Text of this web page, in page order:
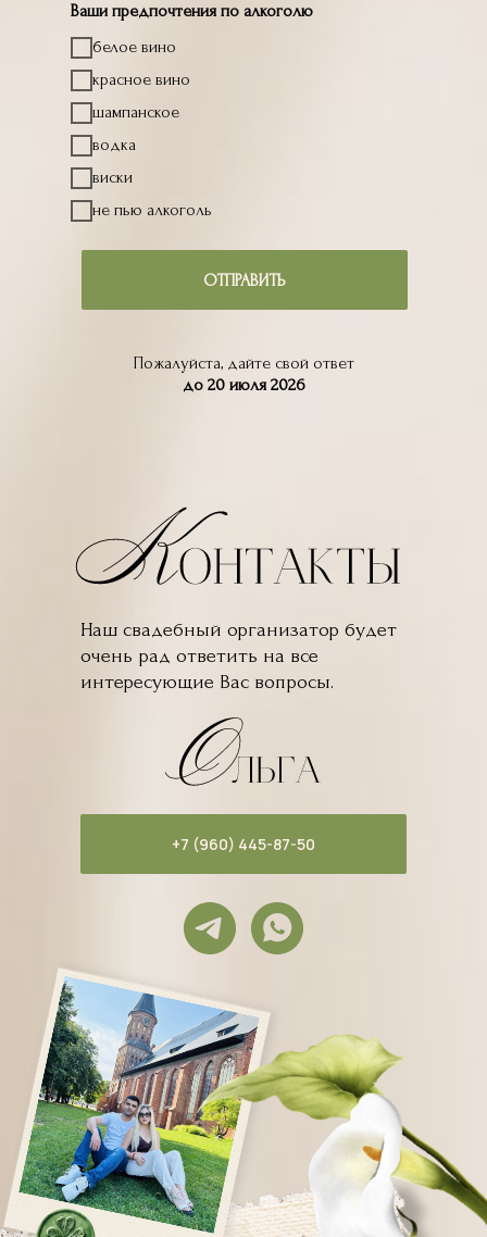
Ваши предпочтения по алкоголю
белое вино
красное вино
шампанское
водка
виски
не пью алкоголь
ОТПРАВИТЬ
Пожалуйста, дайте свой ответ
до 20 июля 2026
Наш свадебный организатор будет
очень рад ответить на все
интересующие Вас вопросы.
+7 (960) 445-87-50